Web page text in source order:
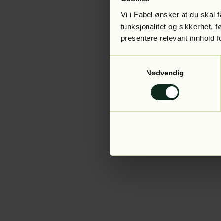
Vi i Fabel ønsker at du skal
funksjonalitet og sikkerhet,
presentere relevant innhold
Nødvendig
Application